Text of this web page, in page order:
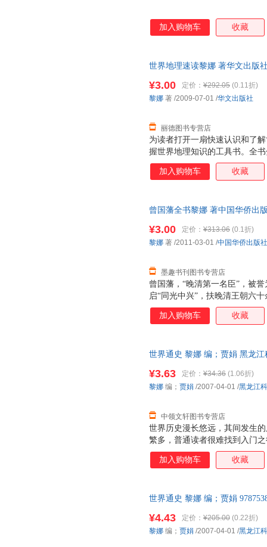
加入购物车 收藏
世界地理速读黎娜 著华文出版
为读者打开一扇快速认识和了
握世界地理知识的工具书。全
洲、南极洲七个部分，设置“概
输”、“主要城市”、“主要名胜
文化的力量与图画的色彩一起
¥3.00 定价： ¥292.05 (0.11折)
丽德图书专营店
黎娜 著 /2009-07-01 /华文出版社
加入购物车 收藏
曾国藩全书黎娜 著中国华侨出
曾国藩，“晚清第一名臣”，被
启“同光中兴”，扶晚清王朝六
毛泽东云：“愚于近人，独服曾
生、无权的在籍侍郎，昂然崛
的成功谋略，学习其修身智慧
的为官历程为经，以其在官场
曾国藩人生谋略中可借鉴的部
¥3.00 定价： ¥313.06 (0.1折)
墨趣书刊图书专营店
黎娜 著 /2011-03-01 /中国华侨出版社
加入购物车 收藏
世界通史 黎娜 编；贾娟 黑龙
世界历史漫长悠远，其间发生
繁多，普通读者很难找到入门
种体例，即在一定的历史观的
诠释，是读者在较短时间内了
史、世界现代史、世界当代史
过程。精炼简洁的文字、多元
的版式设计有机结合，帮助读
¥3.63 定价： ¥34.36 (1.06折)
中领文轩图书专营店
黎娜 编； 贾娟 /2007-04-01 /黑龙江
加入购物车 收藏
世界通史 黎娜 编；贾娟
¥4.43 定价： ¥205.00 (0.22折)
黎娜 编； 贾娟 /2007-04-01 /黑龙江